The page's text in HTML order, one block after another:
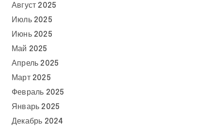
Август 2025
Июль 2025
Июнь 2025
Май 2025
Апрель 2025
Март 2025
Февраль 2025
Январь 2025
Декабрь 2024